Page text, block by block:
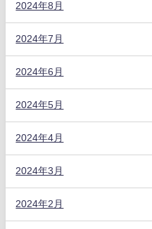
2024年8月
2024年7月
2024年6月
2024年5月
2024年4月
2024年3月
2024年2月